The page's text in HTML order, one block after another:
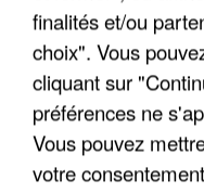
finalités et/ou
choix". Vous
cliquant sur
préférences ne
Vous pouvez
votre